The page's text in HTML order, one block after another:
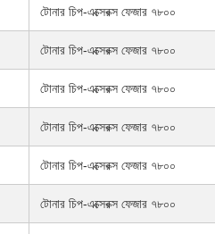
টোনার চিপ-এক্সেরক্স ফেজার ৭৮০০
টোনার চিপ-এক্সেরক্স ফেজার ৭৮০০
টোনার চিপ-এক্সেরক্স ফেজার ৭৮০০
টোনার চিপ-এক্সেরক্স ফেজার ৭৮০০
টোনার চিপ-এক্সেরক্স ফেজার ৭৮০০
টোনার চিপ-এক্সেরক্স ফেজার ৭৮০০